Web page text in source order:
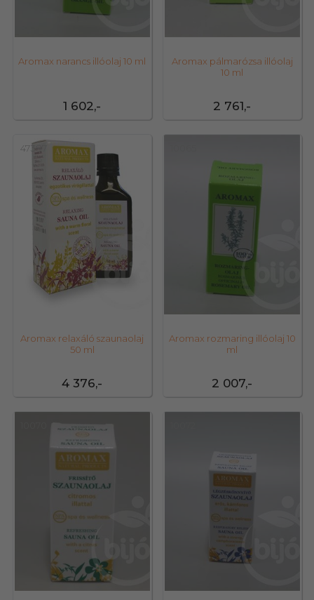
1 602,-
Aromax narancs illóolaj 10 ml
2 761,-
Aromax pálmarózsa illóolaj
10 ml
47387
4 376,-
Aromax relaxáló szaunaolaj
50 ml
2 007,-
Aromax rozmaring illóolaj 10
ml